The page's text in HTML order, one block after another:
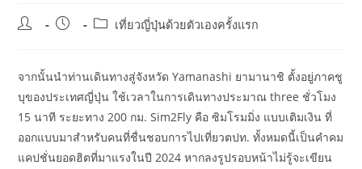
Post
Post
Postเที่ยวญี่ปุ่นด้วยตัวเองครั้งแรก
จากนั้นนำท่านเดินทางสู่จังหวัด Yamanashi ยามานาชิ ตั้งอยู่ภาคชู
บุของประเทศญี่ปุ่น ใช้เวลาในการเดินทางประมาณ three ชั่วโมง
15 นาที ระยะทาง 200 กม. Sim2Fly คือ ซิมโรมมิ่ง แบบเติมเงิน ที่
ออกแบบมาสำหรับคนที่ชื่นชอบการไปเที่ยวตปท. ทั้งหมดนี้เป็นคำคม
แคปชั่นยอดฮิตที่มาแรงในปี 2024 หากลงรูปรอบหน้าไม่รู้จะเขียน